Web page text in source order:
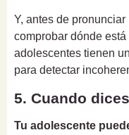
Y, antes de
comprobar dónde
adolescentes tienen
para detectar
5. Cuando
Tu adolescente